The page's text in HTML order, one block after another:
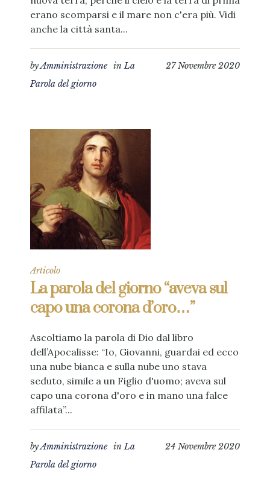
erano scomparsi e il mare non c'era più. Vidi
anche la città santa...
27 Novembre 2020
byAmministrazione inLa
Parola del giorno
Articolo
La parola del giorno “aveva sul
capo una corona d’oro…”
Ascoltiamo la parola di Dio dal libro
dell’Apocalisse: “Io, Giovanni, guardai ed ecco
una nube bianca e sulla nube uno stava
seduto, simile a un Figlio d'uomo; aveva sul
capo una corona d'oro e in mano una falce
affilata”...
24 Novembre 2020
byAmministrazione inLa
Parola del giorno